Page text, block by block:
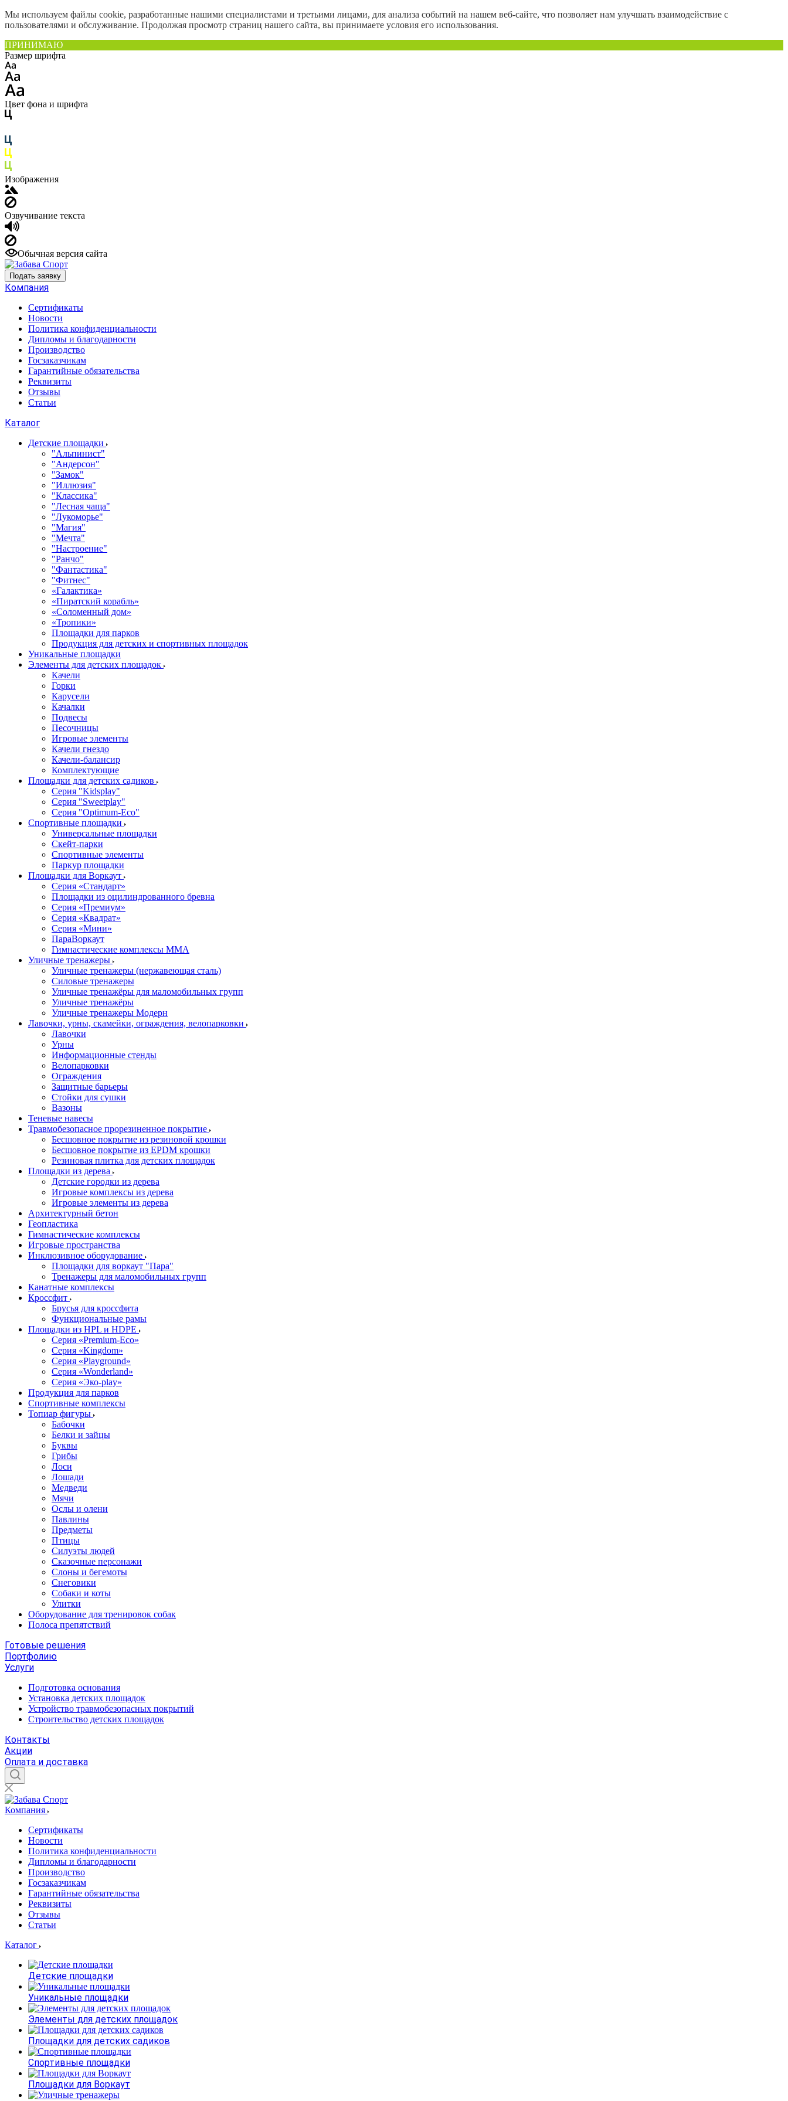
Мы используем файлы cookie, разработанные нашими специалистами и третьими лицами, для анализа событий на нашем веб-сайте, что позволяет нам улучшать взаимодействие с
пользователями и обслуживание. Продолжая просмотр страниц нашего сайта, вы принимаете условия его использования.
ПРИНИМАЮ
Размер шрифта
Цвет фона и шрифта
Изображения
Озвучивание текста
Обычная версия сайта
Подать заявку
Компания
Сертификаты
Новости
Политика конфиденциальности
Дипломы и благодарности
Производство
Госзаказчикам
Гарантийные обязательства
Реквизиты
Отзывы
Статьи
Каталог
Детские площадки
"Альпинист"
"Андерсон"
"Замок"
"Иллюзия"
"Классика"
"Лесная чаща"
"Лукоморье"
"Магия"
"Мечта"
"Настроение"
"Ранчо"
"Фантастика"
"Фитнес"
«Галактика»
«Пиратский корабль»
«Соломенный дом»
«Тропики»
Площадки для парков
Продукция для детских и спортивных площадок
Уникальные площадки
Элементы для детских площадок
Качели
Горки
Карусели
Качалки
Подвесы
Песочницы
Игровые элементы
Качели гнездо
Качели-балансир
Комплектующие
Площадки для детских садиков
Серия "Kidsplay"
Серия "Sweetplay"
Серия "Оptimum-Еco"
Спортивные площадки
Универсальные площадки
Скейт-парки
Спортивные элементы
Паркур площадки
Площадки для Воркаут
Серия «Стандарт»
Площадки из оцилиндрованного бревна
Серия «Премиум»
Серия «Квадрат»
Серия «Мини»
ПараВоркаут
Гимнастические комплексы ММА
Уличные тренажеры
Уличные тренажеры (нержавеющая сталь)
Силовые тренажеры
Уличные тренажёры для маломобильных групп
Уличные тренажёры
Уличные тренажеры Модерн
Лавочки, урны, скамейки, ограждения, велопарковки
Лавочки
Урны
Информационные стенды
Велопарковки
Ограждения
Защитные барьеры
Стойки для сушки
Вазоны
Теневые навесы
Травмобезопасное прорезиненное покрытие
Бесшовное покрытие из резиновой крошки
Бесшовное покрытие из EPDM крошки
Резиновая плитка для детских площадок
Площадки из дерева
Детские городки из дерева
Игровые комплексы из дерева
Игровые элементы из дерева
Архитектурный бетон
Геопластика
Гимнастические комплексы
Игровые пространства
Инклюзивное оборудование
Площадки для воркаут "Пара"
Тренажеры для маломобильных групп
Канатные комплексы
Кроссфит
Брусья для кроссфита
Функциональные рамы
Площадки из HPL и HDPE
Серия «Premium-Eco»
Серия «Kingdom»
Серия «Playground»
Серия «Wonderland»
Серия «Эко-play»
Продукция для парков
Спортивные комплексы
Топиар фигуры
Бабочки
Белки и зайцы
Буквы
Грибы
Лоси
Лошади
Медведи
Мячи
Ослы и олени
Павлины
Предметы
Птицы
Силуэты людей
Сказочные персонажи
Слоны и бегемоты
Снеговики
Собаки и коты
Улитки
Оборудование для тренировок собак
Полоса препятствий
Готовые решения
Портфолию
Услуги
Подготовка основания
Установка детских площадок
Устройство травмобезопасных покрытий
Строительство детских площадок
Контакты
Акции
Оплата и доставка
Компания
Сертификаты
Новости
Политика конфиденциальности
Дипломы и благодарности
Производство
Госзаказчикам
Гарантийные обязательства
Реквизиты
Отзывы
Статьи
Каталог
Детские площадки
Уникальные площадки
Элементы для детских площадок
Площадки для детских садиков
Спортивные площадки
Площадки для Воркаут